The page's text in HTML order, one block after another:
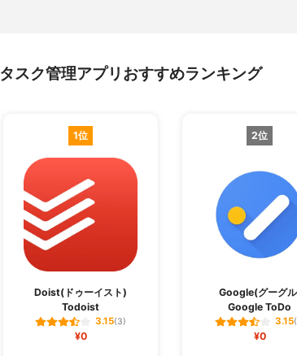
タスク管理アプリおすすめランキング
1位
Doist(ドゥーイスト)
Todoist
3.15(3)
¥0
2位
Google(グーグ
Google ToDo
3.15
¥0